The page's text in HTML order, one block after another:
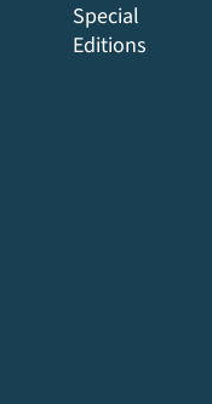
Special
Editions